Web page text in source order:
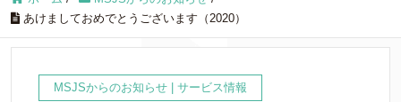
あけましておめでとうございます（2020）
MSJSからのお知らせ サービス情報